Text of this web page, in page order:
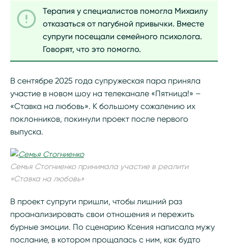
Терапия у специалистов помогла Михаилу
отказаться от пагубной привычки. Вместе
супруги посещали семейного психолога.
Говорят, что это помогло.
В сентябре 2025 года супружеская пара приняла
участие в новом шоу на телеканале «Пятница!» –
«Ставка на любовь». К большому сожалению их
поклонников, покинули проект после первого
выпуска.
Семья Стогниенко принимала участие в реалити
«Ставка на любовь»
В проект супруги пришли, чтобы лишний раз
проанализировать свои отношения и пережить
бурные эмоции. По сценарию Ксения написала мужу
послание, в котором прощалась с ним, как будто